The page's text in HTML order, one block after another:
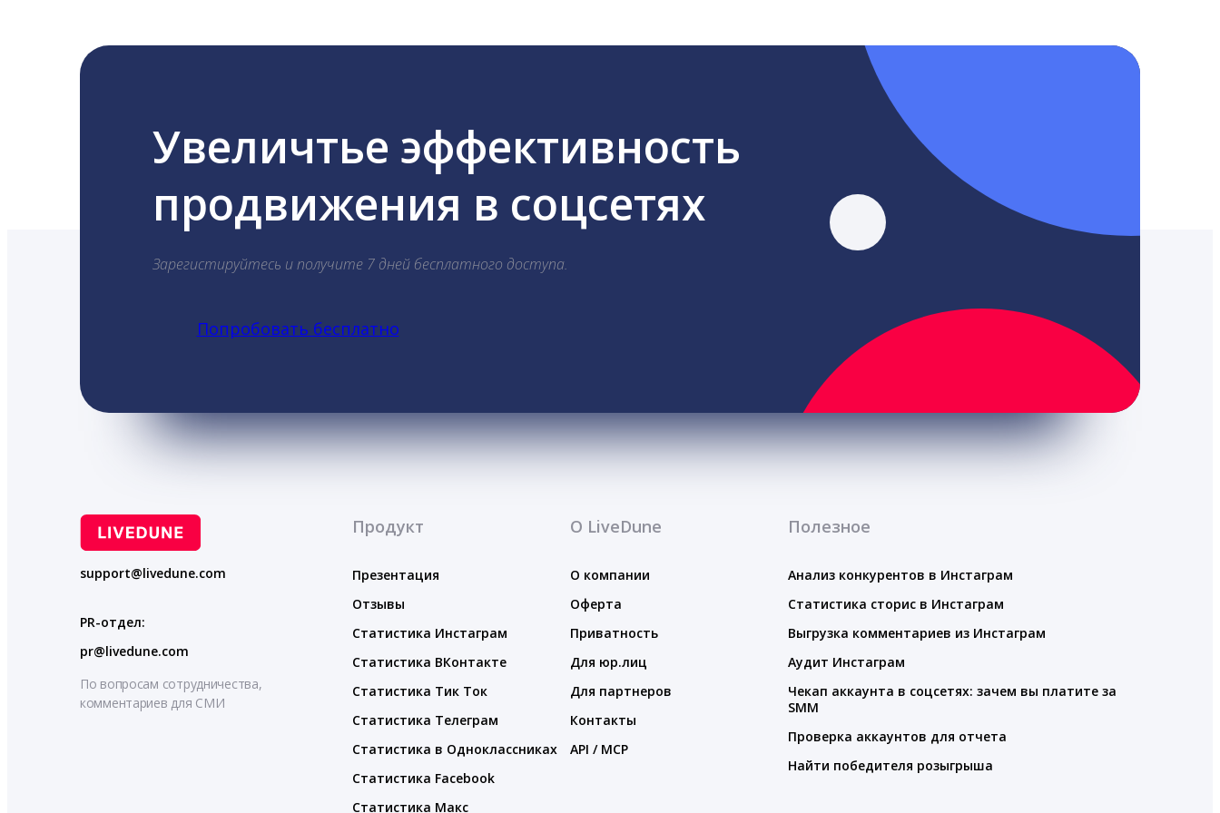
Увеличтье эффективность
продвижения в соцсетях
Зарегистируйтесь и получите 7 дней бесплатного доступа.
Попробовать бесплатно
support@livedune.com
PR-отдел:
pr@livedune.com
По вопросам сотрудничества,
комментариев для СМИ
Продукт
Презентация
Отзывы
Статистика Инстаграм
Статистика ВКонтакте
Статистика Тик Ток
Статистика Телеграм
Статистика в Одноклассниках
Статистика Facebook
Статистика Макс
О LiveDune
О компании
Оферта
Приватность
Для юр.лиц
Для партнеров
Контакты
API / MCP
Полезное
Анализ конкурентов в Инстаграм
Статистика сторис в Инстаграм
Выгрузка комментариев из Инстаграм
Аудит Инстаграм
Чекап аккаунта в соцсетях: зачем вы платите за
SMM
Проверка аккаунтов для отчета
Найти победителя розыгрыша